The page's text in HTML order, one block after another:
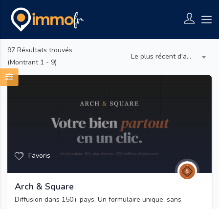
97 Résultats trouvés
(Montrant 1 - 9)
Le plus récent d'abord
Favoris
Arch & Square
Diffusion dans 150+ pays. Un formulaire unique, sans